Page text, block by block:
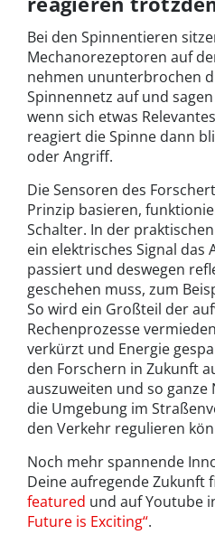
Bei den Spinnentieren
Mechanorezeptoren auf
nehmen ununterbrochen
Spinnennetz auf und
wenn sich etwas
reagiert die Spinne dann
oder Angriff.
Die Sensoren des
Prinzip basieren,
Schalter. In der
ein elektrisches Signal das
passiert und deswegen
geschehen muss, zum
So wird ein Großteil der
Rechenprozesse
verkürzt und Energie
den Forschern in Zukunft
auszuweiten und so ganze
die Umgebung im
den Verkehr regulieren
Noch mehr spannende
Deine aufregende Zukunft
featured und auf Youtube
Future is Exciting“.